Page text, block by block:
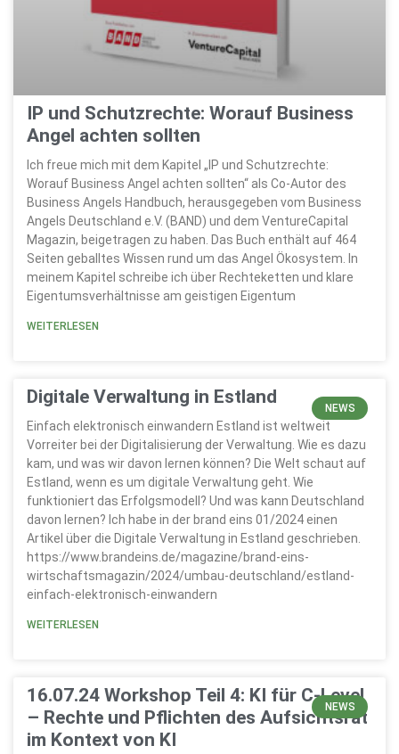
IP und Schutzrechte: Worauf Business
Angel achten sollten
Ich freue mich mit dem Kapitel „IP und Schutzrechte:
Worauf Business Angel achten sollten“ als Co-Autor des
Business Angels Handbuch, herausgegeben vom Business
Angels Deutschland e.V. (BAND) und dem VentureCapital
Magazin, beigetragen zu haben. Das Buch enthält auf 464
Seiten geballtes Wissen rund um das Angel Ökosystem. In
meinem Kapitel schreibe ich über Rechteketten und klare
Eigentumsverhältnisse am geistigen Eigentum
WEITERLESEN
NEWS
Digitale Verwaltung in Estland
Einfach elektronisch einwandern Estland ist weltweit
Vorreiter bei der Digitalisierung der Verwaltung. Wie es dazu
kam, und was wir davon lernen können? Die Welt schaut auf
Estland, wenn es um digitale Verwaltung geht. Wie
funktioniert das Erfolgsmodell? Und was kann Deutschland
davon lernen? Ich habe in der brand eins 01/2024 einen
Artikel über die Digitale Verwaltung in Estland geschrieben.
https://www.brandeins.de/magazine/brand-eins-
wirtschaftsmagazin/2024/umbau-deutschland/estland-
einfach-elektronisch-einwandern
WEITERLESEN
NEWS
16.07.24 Workshop Teil 4: KI für C-Level
– Rechte und Pflichten des Aufsichtsrat
im Kontext von KI